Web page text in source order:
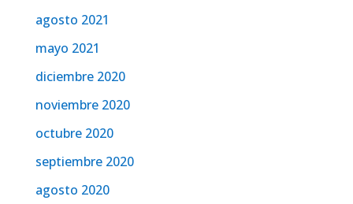
agosto 2021
mayo 2021
diciembre 2020
noviembre 2020
octubre 2020
septiembre 2020
agosto 2020